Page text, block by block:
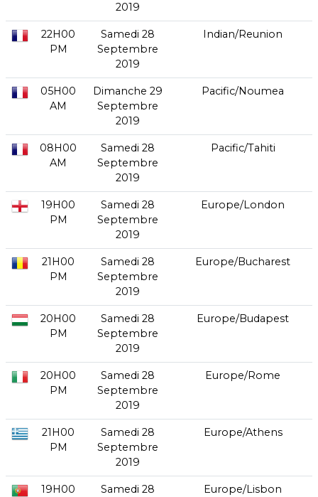
2019
22H00
PM
Samedi 28
Septembre
2019
Indian/Reunion
05H00
AM
Dimanche 29
Septembre
2019
Pacific/Noumea
08H00
AM
Samedi 28
Septembre
2019
Pacific/Tahiti
19H00
PM
Samedi 28
Septembre
2019
Europe/London
21H00
PM
Samedi 28
Septembre
2019
Europe/Bucharest
20H00
PM
Samedi 28
Septembre
2019
Europe/Budapest
20H00
PM
Samedi 28
Septembre
2019
Europe/Rome
21H00
PM
Samedi 28
Septembre
2019
Europe/Athens
19H00
Samedi 28
Europe/Lisbon